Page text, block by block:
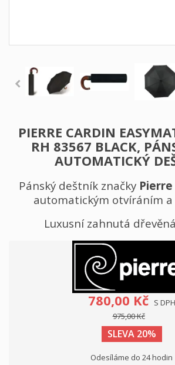
PIERRE CARDIN
RH 83567 BLACK,
AUTOMATICKÝ
Pánský deštník značky
automatickým otvíráním a
Luxusní zahnutá
780,00 Kč S DPH
975,00 Kč
SLEVA 20%
Odesíláme do 24 hodin